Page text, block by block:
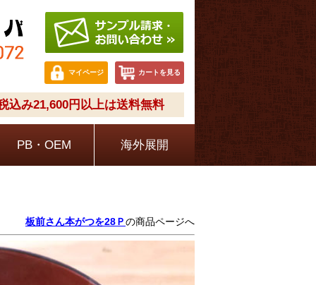
マイページ カートを見る
み21,600円以上は送料無料
PB・OEM 海外展開
板前さん本がつを28Ｐの商品ページへ